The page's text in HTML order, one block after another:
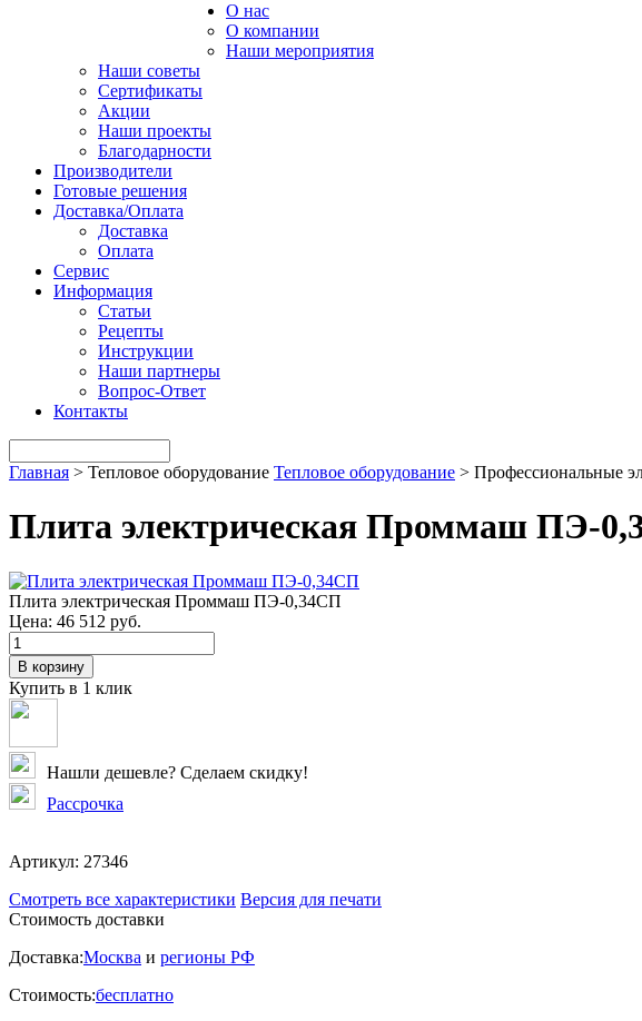
О нас
О компании
Наши мероприятия
Наши советы
Сертификаты
Акции
Наши проекты
Благодарности
Производители
Готовые решения
Доставка/Оплата
Доставка
Оплата
Сервис
Информация
Статьи
Рецепты
Инструкции
Наши партнеры
Вопрос-Ответ
Контакты
Главная > Тепловое оборудование Тепловое оборудование > Профессиональные
Плита электрическая Проммаш ПЭ-
Плита электрическая Проммаш ПЭ-0,34СП
Цена: 46 512 руб.
В корзину
Купить в 1 клик
Нашли дешевле? Сделаем скидку!
Рассрочка
Артикул: 27346
Смотреть все характеристики Версия для печати
Стоимость доставки
Доставка:Москва и регионы РФ
Стоимость:бесплатно